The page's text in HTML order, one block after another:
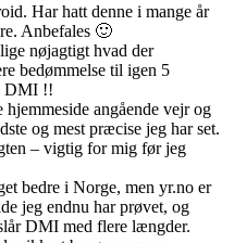
Har hatt denne i mange år
Anbefales 🙂
nøjagtigt hvad der
bedømmelse til igen 5
DMI !!
hjemmeside angående vejr og
og mest præcise jeg har set.
– vigtig for mig før jeg
bedre i Norge, men yr.no er
jeg endnu har prøvet, og
DMI med flere længder.